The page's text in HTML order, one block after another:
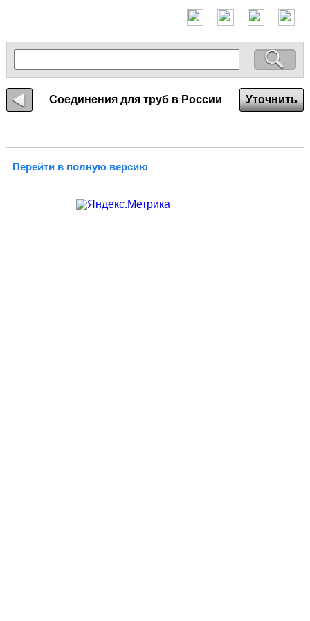
Соединения для труб в России Уточнить
Перейти в полную версию